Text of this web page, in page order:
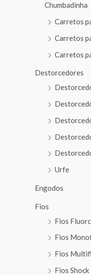
Chumbadinha
Carretos
Carretos
Carretos
Destorcedores
Urfe
Engodos
Fios
Fios
Fios
Fios
Fios